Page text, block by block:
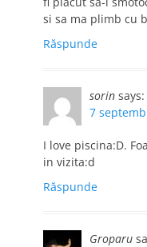
si sa ma plimb cu
Răspunde
sorin says:
7
I love piscina:D.
in vizita:d
Răspunde
Groparu